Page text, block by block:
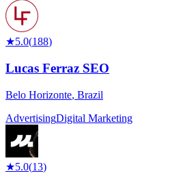
★5.0(188)
Lucas Ferraz SEO
Belo Horizonte, Brazil
AdvertisingDigital Marketing
★5.0(13)